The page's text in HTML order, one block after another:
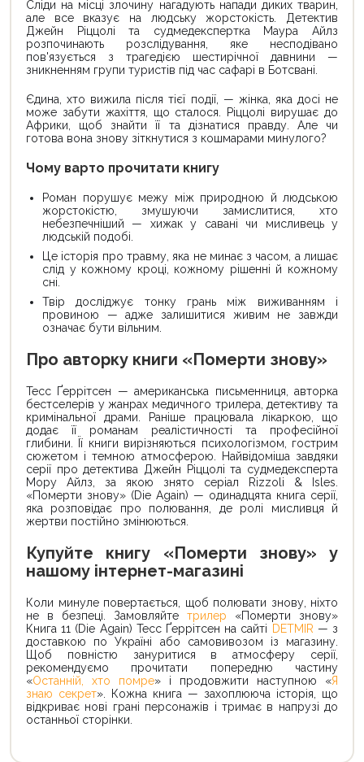
Сліди на місці злочину нагадують напади диких тварин,
але все вказує на людську жорстокість. Детектив
Джейн Ріццолі та судмедекспертка Маура Айлз
розпочинають розслідування, яке несподівано
пов'язується з трагедією шестирічної давнини —
зникненням групи туристів під час сафарі в Ботсвані.
Єдина, хто вижила після тієї події, — жінка, яка досі не
може забути жахіття, що сталося. Ріццолі вирушає до
Африки, щоб знайти її та дізнатися правду. Але чи
готова вона знову зіткнутися з кошмарами минулого?
Чому варто прочитати книгу
Роман порушує межу між природною й людською
жорстокістю, змушуючи замислитися, хто
небезпечніший — хижак у савані чи мисливець у
людській подобі.
Це історія про травму, яка не минає з часом, а лишає
слід у кожному кроці, кожному рішенні й кожному
сні.
Твір досліджує тонку грань між виживанням і
провиною — адже залишитися живим не завжди
означає бути вільним.
Про авторку книги «Померти знову»
Тесс Ґеррітсен — американська письменниця, авторка
бестселерів у жанрах медичного трилера, детективу та
кримінальної драми. Раніше працювала лікаркою, що
додає її романам реалістичності та професійної
глибини. Її книги вирізняються психологізмом, гострим
сюжетом і темною атмосферою. Найвідоміша завдяки
серії про детектива Джейн Ріццолі та судмедексперта
Мору Айлз, за якою знято серіал Rizzoli & Isles.
«Померти знову» (Die Again) — одинадцята книга серії,
яка розповідає про полювання, де ролі мисливця й
жертви постійно змінюються.
Купуйте книгу «Померти знову» у
нашому інтернет-магазині
Коли минуле повертається, щоб полювати знову, ніхто
не в безпеці. Замовляйте трилер «Померти знову»
Книга 11 (Die Again) Тесс Ґеррітсен на сайті DETMIR — з
доставкою по Україні або самовивозом із магазину.
Щоб повністю зануритися в атмосферу серії,
рекомендуємо прочитати попередню частину
«Останній, хто помре» і продовжити наступною «Я
знаю секрет». Кожна книга — захоплююча історія, що
відкриває нові грані персонажів і тримає в напрузі до
останньої сторінки.